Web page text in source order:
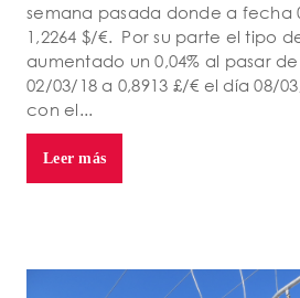
semana pasada donde a fecha
1,2264 $/€. Por su parte el tipo
aumentado un 0,04% al pasar
02/03/18 a 0,8913 £/€ el día 08/
con el...
Leer más